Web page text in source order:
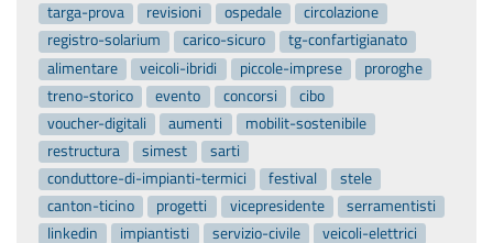
targa-prova
revisioni ospedale
circolazione
registro-solarium
carico-sicuro
tg-confartigianato
alimentare
veicoli-ibridi piccole-imprese
proroghe
treno-storico
evento concorsi
cibo
voucher-digitali
aumenti
mobilit-sostenibile
restructura
simest
sarti
conduttore-di-impianti-termici
festival
stele
canton-ticino
progetti vicepresidente
serramentisti
linkedin
impiantisti servizio-civile
veicoli-elettrici